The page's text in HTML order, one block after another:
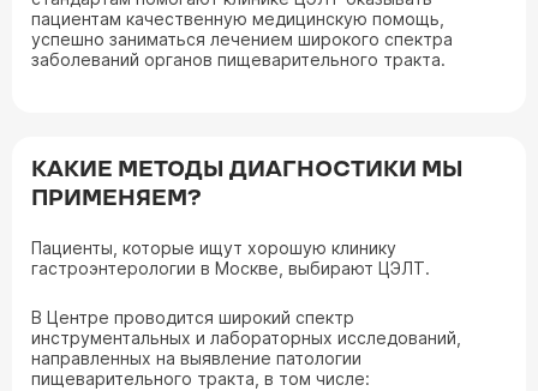
пациентам качественную медицинскую помощь,
успешно заниматься лечением широкого спектра
заболеваний органов пищеварительного тракта.
КАКИЕ МЕТОДЫ ДИАГНОСТИКИ МЫ
ПРИМЕНЯЕМ?
Пациенты, которые ищут хорошую клинику
гастроэнтерологии в Москве, выбирают ЦЭЛТ.
В Центре проводится широкий спектр
инструментальных и лабораторных исследований,
направленных на выявление патологии
пищеварительного тракта, в том числе: